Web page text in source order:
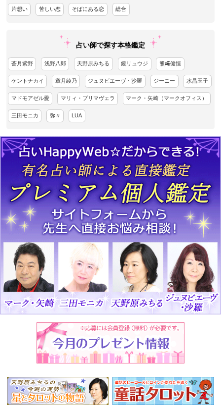
片想い 苦しい恋 そばにある恋 総合
占い師で探す本格鑑定
蒼月紫野 浅野八郎 天野原みちる 鏡リュウジ 熊﨑健恒
ケントナカイ 章月綾乃 ジュヌビエーヴ・沙羅 ジーニー 水晶玉子
マドモアゼル愛 マリィ・プリマヴェラ マーク・矢崎（マークオフィス）
三田モニカ 弥々 LUA